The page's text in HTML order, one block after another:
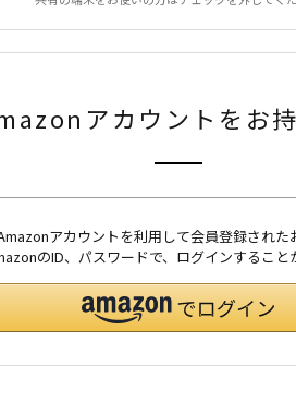
アカウントをお
アカウントを利用して会員登録された
のID、パスワードで、ログインすること